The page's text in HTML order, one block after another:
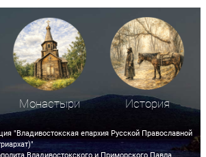
Монастыри История
"Владивостокская епархия Русской Православной
Владивостокского и Приморского Павла.